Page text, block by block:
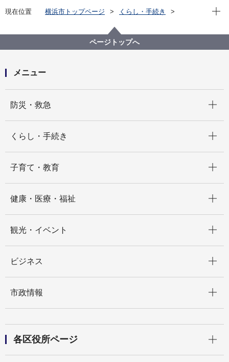
現在位置 横浜市トップページ
くらし・手続き
移動図書館「はまかぜ号」
港北区・緑区・青葉区・都筑区
綱島東ステーション（港北区）
現在
ページトップへ
メニュー
防災・救急
くらし・手続き
子育て・教育
健康・医療・福祉
観光・イベント
ビジネス
市政情報
各区役所ページ